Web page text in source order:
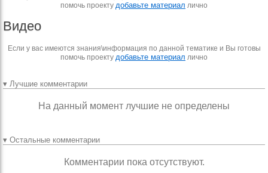
помочь проекту добавьте материал лично
Видео
Если у вас имеются знания\информация по данной тематике и Вы готовы
помочь проекту добавьте материал лично
▾ Лучшие комментарии
На данный момент лучшие не определены
▾ Остальные комментарии
Комментарии пока отсутствуют.